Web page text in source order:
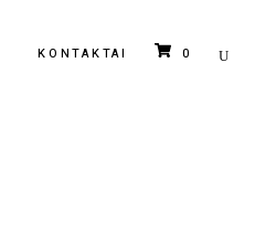
KONTAKTAI 0